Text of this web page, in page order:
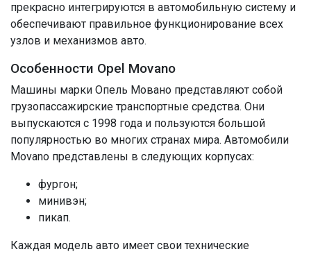
прекрасно интегрируются в автомобильную систему и
обеспечивают правильное функционирование всех
узлов и механизмов авто.
Особенности Opel Movano
Машины марки Опель Мовано представляют собой
грузопассажирские транспортные средства. Они
выпускаются с 1998 года и пользуются большой
популярностью во многих странах мира. Автомобили
Movano представлены в следующих корпусах:
фургон;
минивэн;
пикап.
Каждая модель авто имеет свои технические